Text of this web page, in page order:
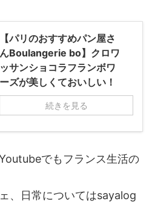
【パリのおすすめパン屋さ
んBoulangerie bo】クロワ
ッサンショコラフランボワ
ーズが美しくておいしい！
続きを見る
でもフランス生活の
、日常についてはsayalog